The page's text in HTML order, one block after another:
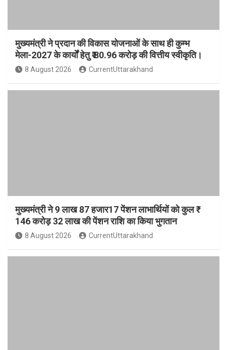
मुख्यमंत्री ने प्रदान की विकास योजनाओं के साथ ही कुम्भ
मेला-2027 के कार्यों हेतु ₹ 80.96 करोड़ की वित्तीय स्वीकृति।
8 August 2026 CurrentUttarakhand
मुख्यमंत्री ने 9 लाख 87 हजार17 पेंशन लाभार्थियों को कुल ₹
146 करोड़ 32 लाख की पेंशन राशि का किया भुगतान
8 August 2026 CurrentUttarakhand